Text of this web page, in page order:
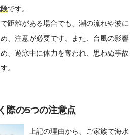
です。
距離がある場合でも、潮の流れや波に
、注意が必要です。また、台風の影響
、遊泳中に体力を奪われ、思わぬ事故
。
際の5つの注意点
上記の理由から、ご家族で海水